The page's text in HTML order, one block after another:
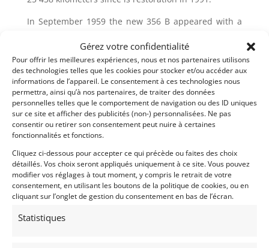
Gérez votre confidentialité
Pour offrir les meilleures expériences, nous et nos partenaires utilisons
des technologies telles que les cookies pour stocker et/ou accéder aux
informations de l’appareil. Le consentement à ces technologies nous
permettra, ainsi qu’à nos partenaires, de traiter des données
personnelles telles que le comportement de navigation ou des ID uniques
sur ce site et afficher des publicités (non-) personnalisées. Ne pas
consentir ou retirer son consentement peut nuire à certaines
fonctionnalités et fonctions.
Cliquez ci-dessous pour accepter ce qui précède ou faites des choix
détaillés. Vos choix seront appliqués uniquement à ce site. Vous pouvez
modifier vos réglages à tout moment, y compris le retrait de votre
consentement, en utilisant les boutons de la politique de cookies, ou en
cliquant sur l’onglet de gestion du consentement en bas de l’écran.
Statistiques
In September 1959 the new 356 B appeared with a
receive the new designation T6 wich dual chrome
grille on the engine hood and wider front hood. In
1964 the 356 C arrived with Ate disc brakes.
Porsche has built nearly 80 000 units of 356’ s from
1948 to 1965 all versions combined and
approximately 16 668 models of C.
Ours was the heroine of the French Magazine FLAT 6
number 27 of May 1993 where we learn that’s the
restoration took more than a year for an exceptional
result…… paintly in the sumptuous slate grey with
red interior leather makes it extremely elegant. We
have Hella fog lamps and chrome rims in option. The